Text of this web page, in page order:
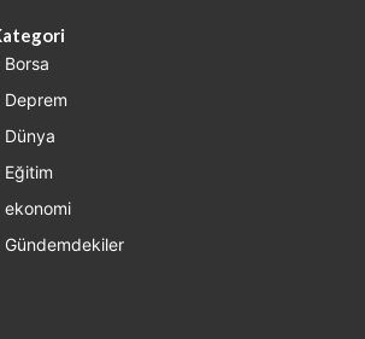
Borsa
Deprem
Dünya
Eğitim
ekonomi
Gündemdekiler